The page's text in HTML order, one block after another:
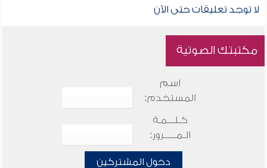
لا توجد تعليقات حتى الآن
مكتبتك الصوتية
اسم
المستخدم:
كـلـــمـة
الـمـــــرور:
دخول المشتركين